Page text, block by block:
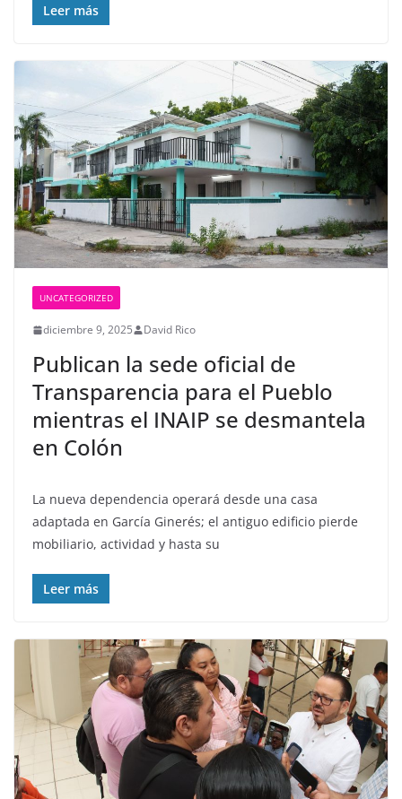
Leer más
UNCATEGORIZED
diciembre 9, 2025 David Rico
Publican la sede oficial de
Transparencia para el Pueblo
mientras el INAIP se desmantela
en Colón
La nueva dependencia operará desde una casa
adaptada en García Ginerés; el antiguo edificio pierde
mobiliario, actividad y hasta su
Leer más